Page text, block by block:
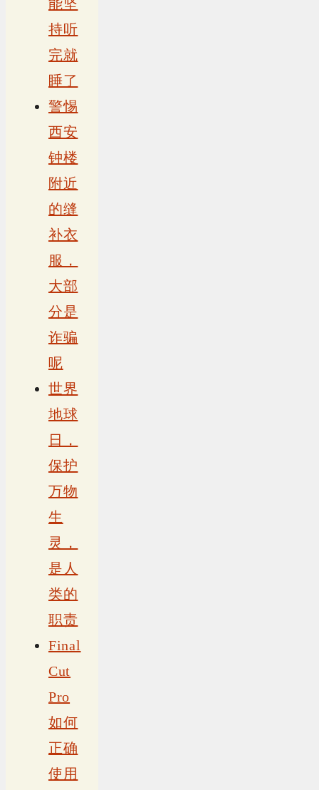
能坚
持听
完就
睡了
警惕
西安
钟楼
附近
的缝
补衣
服，
大部
分是
诈骗
呢
世界
地球
日，
保护
万物
生
灵，
是人
类的
职责
Final
Cut
Pro
如何
正确
使用